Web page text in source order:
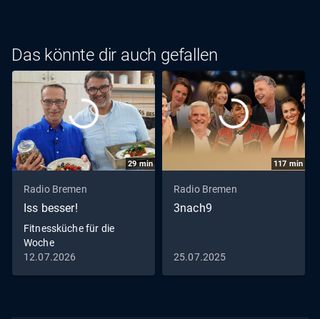
Das könnte dir auch gefallen
29min
Radio Bremen
Iss besser!
Fitnessküche für die
Woche
12.07.2026
117 min
Radio Bremen
3nach9
25.07.2025